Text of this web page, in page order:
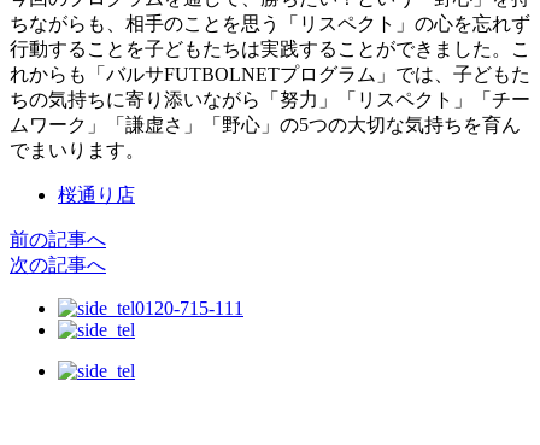
ちながらも、相手のことを思う「リスペクト」の心を忘れず
行動することを子どもたちは実践することができました。こ
れからも「バルサFUTBOLNETプログラム」では、子どもた
ちの気持ちに寄り添いながら「努力」「リスペクト」「チー
ムワーク」「謙虚さ」「野心」の5つの大切な気持ちを育ん
でまいります。
桜通り店
前の記事へ
次の記事へ
0120-715-111